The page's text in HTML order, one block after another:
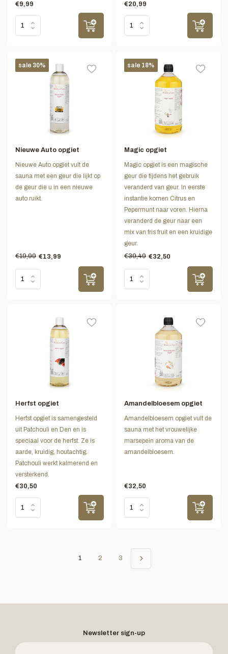
€9,99
€20,99
sale 30%
Nieuwe Auto opgiet
Nieuwe Auto opgiet vult de
sauna met een geur die lijkt op
de geur die u in een nieuwe
auto ruikt.
€19,99 €13,99
sale 18%
Magic opgiet
Magic opgiet is een magische
geur die tijdens het gebruik
veranderd van geur. In eerste
instantie komen Citrus en
Pepermunt naar voren. Hierna
veranderd de geur naar een
mix van fris fruit en een kruidige
geur.
€39,49 €32,50
Herfst opgiet
Herfst opgiet is samengesteld
uit Patchouli en Den en is
speciaal voor de herfst. Ze is
aarde, kruidig, houtachtig.
Patchouli werkt kalmerend en
versterkend.
€30,50
Amandelbloesem opgiet
Amandelbloesem opgiet vult de
sauna met het vrouwelijke
marsepein aroma van de
amandelbloesem.
€32,50
1 2 3
Newsletter sign-up